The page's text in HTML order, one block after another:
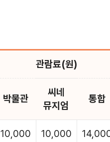
관람료(원)
박물관
씨네
뮤지엄
통합
10,000 10,000